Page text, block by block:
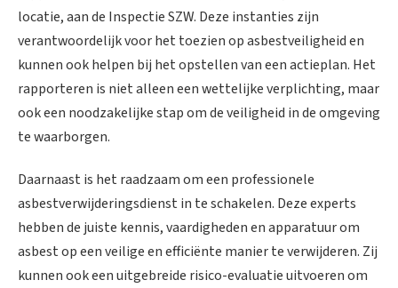
locatie, aan de Inspectie SZW. Deze instanties zijn
verantwoordelijk voor het toezien op asbestveiligheid en
kunnen ook helpen bij het opstellen van een actieplan. Het
rapporteren is niet alleen een wettelijke verplichting, maar
ook een noodzakelijke stap om de veiligheid in de omgeving
te waarborgen.
Daarnaast is het raadzaam om een professionele
asbestverwijderingsdienst in te schakelen. Deze experts
hebben de juiste kennis, vaardigheden en apparatuur om
asbest op een veilige en efficiënte manier te verwijderen. Zij
kunnen ook een uitgebreide risico-evaluatie uitvoeren om